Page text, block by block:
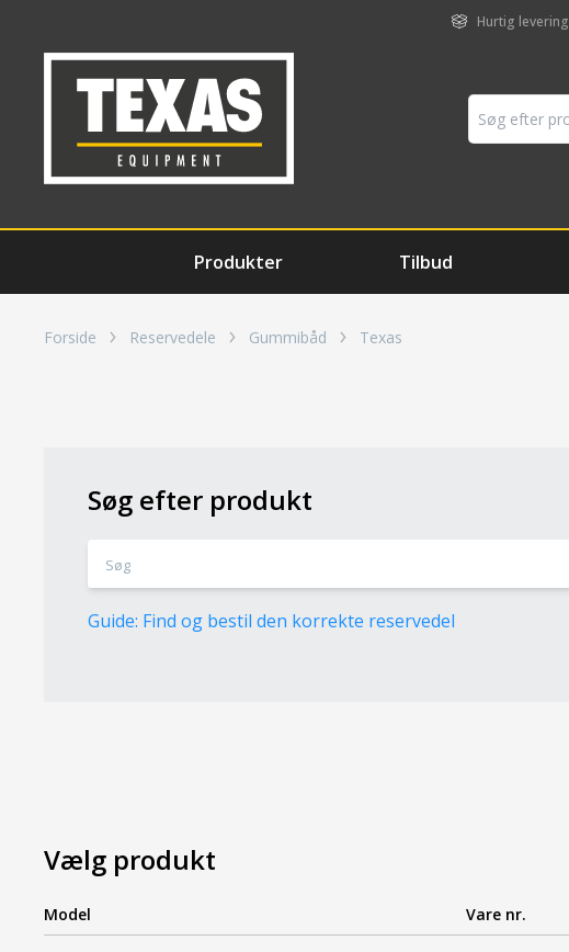
Hurtig levering
Produkter Tilbud
Forside Reservedele Gummibåd Texas
Søg efter produkt
Guide: Find og bestil den korrekte reservedel
Vælg produkt
Model Vare nr.